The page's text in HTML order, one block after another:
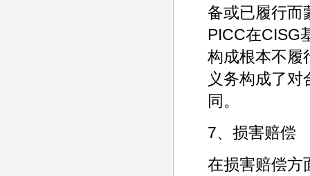
备或已履行而
PICC在CISG
构成根本不履
义务构成了
同。
7、损害赔偿
在损害赔偿方